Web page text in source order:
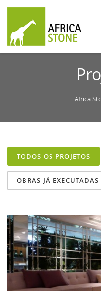
Africa
TODOS OS PROJETOS
OBRAS JÁ EXECUTADAS